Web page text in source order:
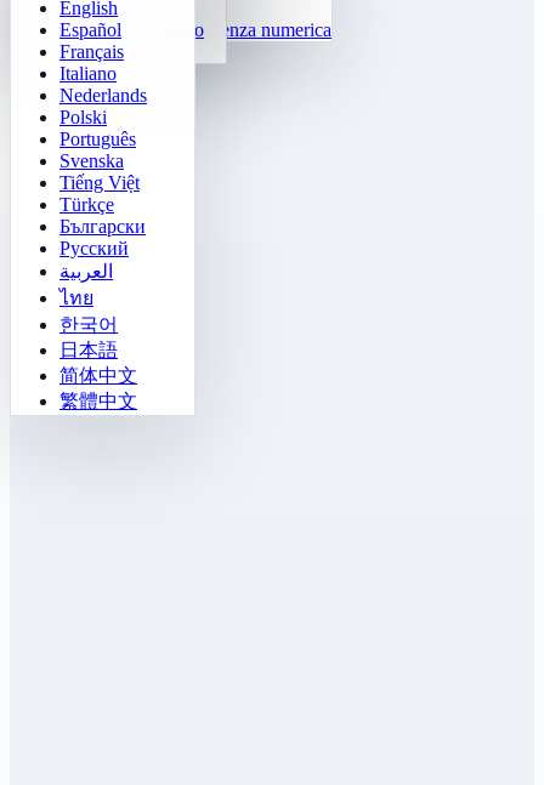
Funzioni
Completa la sequenza numerica
Tetris
Campo Minato
Gomoku
English
Español
Français
Italiano
Nederlands
Polski
Português
Svenska
Tiếng Việt
Türkçe
Български
Русский
العربية
ไทย
한국어
日本語
简体中文
繁體中文